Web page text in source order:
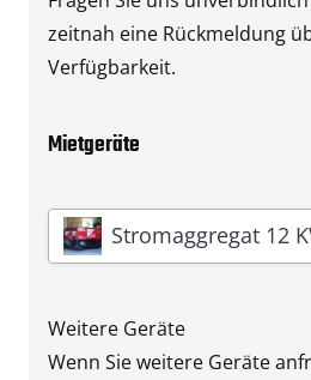
zeitnah eine Rückmeldung
Verfügbarkeit.
Mietgeräte
Gerät* Stromaggregat 12
Weitere Geräte
Wenn Sie weitere Geräte